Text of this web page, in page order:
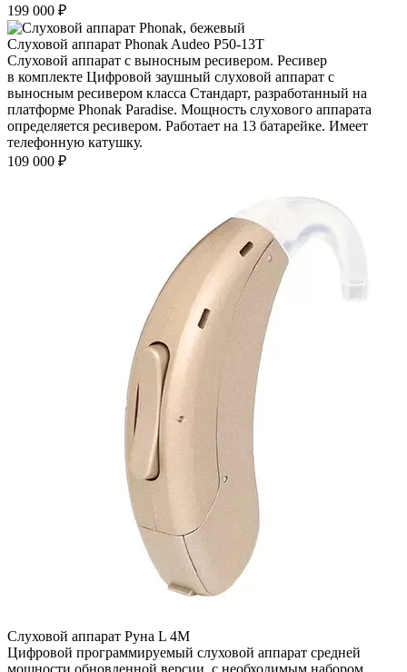
199 000 ₽
Слуховой аппарат Phonak Audeo P50-13Т
Слуховой аппарат с выносным ресивером. Ресивер
в комплекте Цифровой заушный слуховой аппарат с
выносным ресивером класса Стандарт, разработанный на
платформе Phonak Paradise. Мощность слухового аппарата
определяется ресивером. Работает на 13 батарейке. Имеет
телефонную катушку.
109 000 ₽
Слуховой аппарат Руна L 4M
Цифровой программируемый слуховой аппарат средней
мощности обновленной версии, с необходимым набором